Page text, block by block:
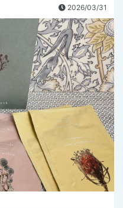
2026/03/31